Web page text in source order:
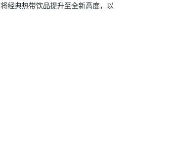
经典热带饮品提升至全新高度，以